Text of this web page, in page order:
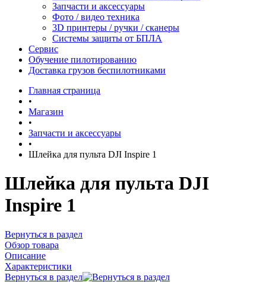
Запчасти и аксессуары
Фото / видео техника
3D принтеры / ручки / сканеры
Системы защиты от БПЛА
Сервис
Обучение пилотированию
Доставка грузов беспилотниками
Главная страница
•
Магазин
•
Запчасти и аксессуары
•
Шлейка для пульта DJI Inspire 1
Шлейка для пульта DJI
Inspire 1
Вернуться в раздел
Обзор товара
Описание
Характеристики
Вернуться в раздел